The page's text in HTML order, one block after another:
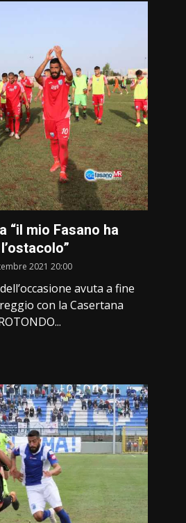
“il mio Fasano ha
2021 20:00
avuta a fine
con la Casertana